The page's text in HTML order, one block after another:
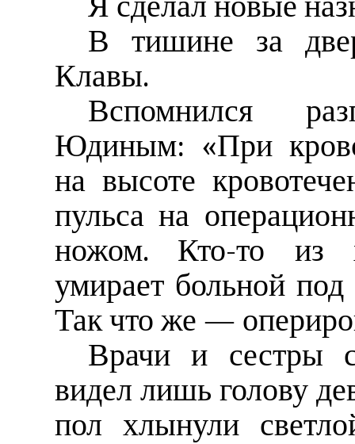
В тишине за
Клавы.
Вспомнился
Юдиным: «При
на высоте
пульса на
ножом. Кто-то из
умирает больной
Так что же —
Врачи и сестры
видел лишь голову
пол хлынули